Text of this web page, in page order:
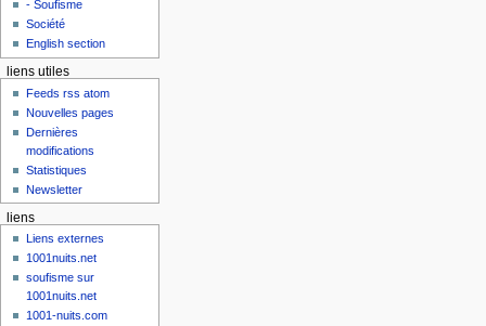
- Soufisme
Société
English section
liens utiles
Feeds rss atom
Nouvelles pages
Dernières
modifications
Statistiques
Newsletter
liens
Liens externes
1001nuits.net
soufisme sur
1001nuits.net
1001-nuits.com